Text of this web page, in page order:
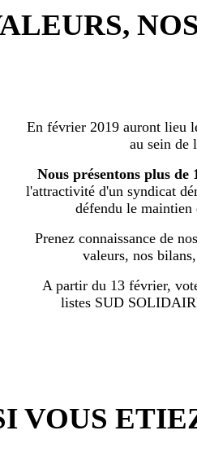
En février 2019 auront lieu
au sein de
Nous présentons plus de
l'attractivité d'un syndicat
défendu le maintien
Prenez connaissance de
valeurs, nos
A partir du 13 février,
listes SUD
VOUS